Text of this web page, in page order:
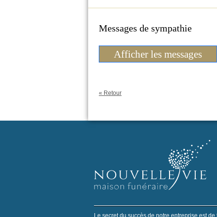
Messages de sympathie
Afficher les messages
« Retour
Le secret du succès de notre entreprise est